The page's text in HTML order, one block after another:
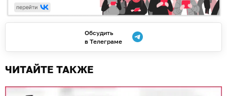
Обсудить
в Телеграме
ЧИТАЙТЕ ТАКЖЕ